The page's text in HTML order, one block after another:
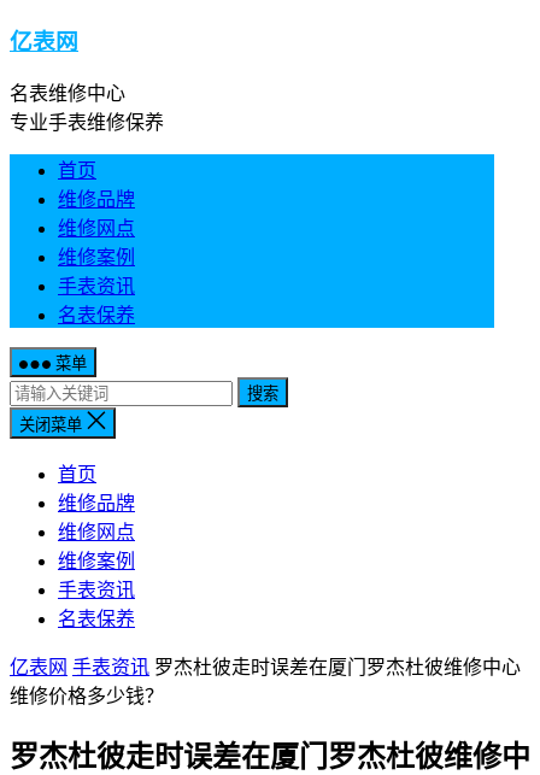
亿表网
名表维修中心
专业手表维修保养
首页
维修品牌
维修网点
维修案例
手表资讯
名表保养
菜单
搜索
关闭菜单
首页
维修品牌
维修网点
维修案例
手表资讯
名表保养
亿表网 手表资讯 罗杰杜彼走时误差在厦门罗杰杜彼维修中心
维修价格多少钱？
罗杰杜彼走时误差在厦门罗杰杜彼维修中